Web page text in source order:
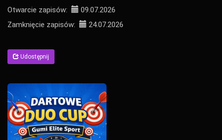
Otwarcie zapisów:
09.07.2026
Zamknięcie zapisów:
24.07.2026
Udostępnij